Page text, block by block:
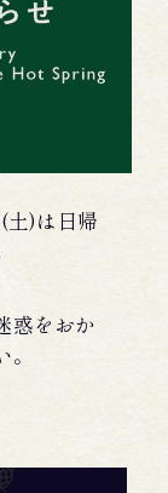
土)は日帰
惑をおか